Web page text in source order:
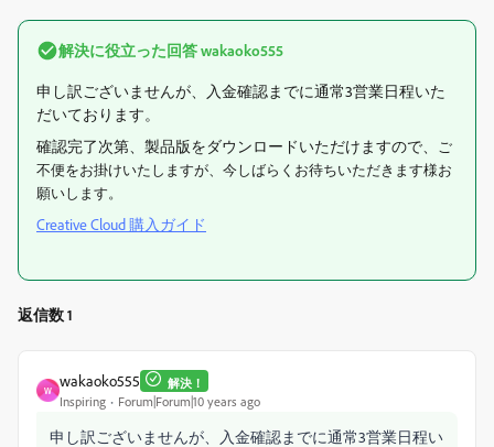
解決に役立った回答wakaoko555
申し訳ございませんが、入金確認までに通常3営業日程いた
だいております。
確認完了次第、製品版をダウンロードいただけますので、
ご
不便をお掛けいたしますが、今しばらくお待ちいただきます様お
願いします。
Creative Cloud 購入ガイド
返信数 1
W
wakaoko555 解決！
Inspiring Forum|Forum|10 years ago
申し訳ございませんが、入金確認までに通常3営業日程い